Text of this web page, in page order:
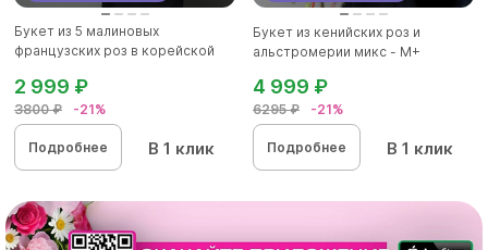
Букет из 5 малиновых
французских роз в корейской
3800 ₽ -21%
2 999 ₽
Подробнее В 1 клик
Букет из кенийских роз и
альстромерии микс - М+
6295 ₽ -21%
4 999 ₽
Подробнее В 1 клик